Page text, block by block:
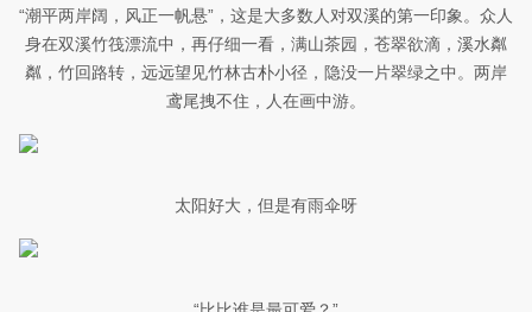
“潮平两岸阔，风正一帆悬”，这是大多数人对双溪的第一印象。众人
身在双溪竹筏漂流中，再仔细一看，满山茶园，苍翠欲滴，溪水粼
粼，竹回路转，远远望见竹林古朴小径，隐没一片翠绿之中。两岸
鸢尾拽不住，人在画中游。
太阳好大，但是有雨伞呀